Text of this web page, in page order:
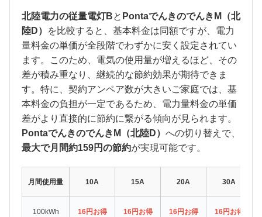
北陸電力の従量電灯Bと PontaでんきのでんきM（北
陸D）
を比較すると、基本料金は同額ですが、電力
量料金の単価が全段階でわずかに安く設定されてい
ます。このため、電気の使用量が増えるほど、その
差が積み重なり、継続的な節約効果が期待できま
す。特に、契約アンペア数が大きいご家庭では、基
本料金の負担が一定であるため、電力量料金の単価
差がより直接的に節約に繋がる傾向が見られます。
PontaでんきのでんきM（北陸D） への切り替えで、
最大で月間約159円の節約が実現可能です。
月間使用量 10A 15A 20A 30A
100kWh 16円お得 16円お得 16円お得 16円お得